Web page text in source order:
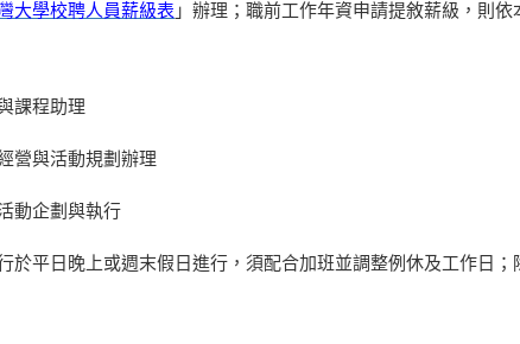
大學校聘人員薪級表 」辦理；職前工作年資申請提敘薪級，則
課程助理
營與活動規劃辦理
動企劃與執行
於平日晚上或週末假日進行，須配合加班並調整例休及工作日